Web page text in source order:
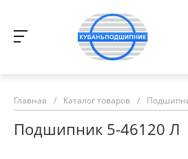
Главная / Каталог товаров /
Подшипник 5-46120 Л